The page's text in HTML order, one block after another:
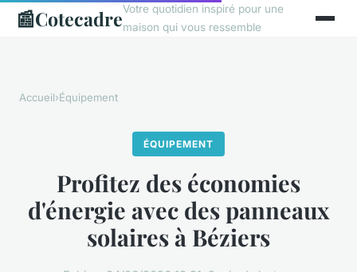
📰CotecadreVotre quotidien inspiré pour une
maison qui vous ressemble
Accueil›Équipement
ÉQUIPEMENT
Profitez des économies
d'énergie avec des panneaux
solaires à Béziers